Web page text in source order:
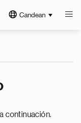
Candean
continuación.